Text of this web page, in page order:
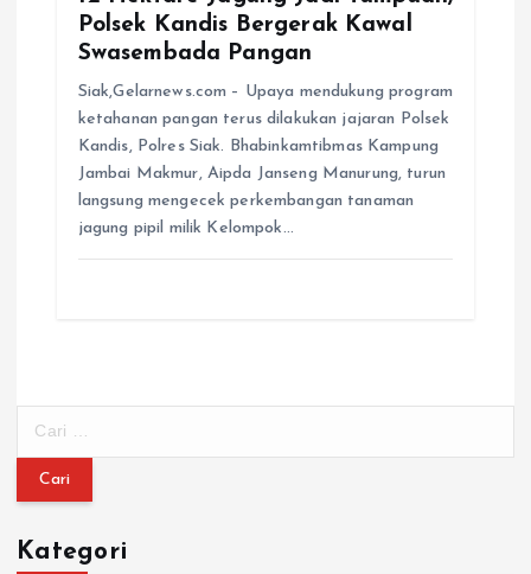
Polsek Kandis Bergerak Kawal
Swasembada Pangan
Siak,Gelarnews.com – Upaya mendukung program
ketahanan pangan terus dilakukan jajaran Polsek
Kandis, Polres Siak. Bhabinkamtibmas Kampung
Jambai Makmur, Aipda Janseng Manurung, turun
langsung mengecek perkembangan tanaman
jagung pipil milik Kelompok…
i
nKategori